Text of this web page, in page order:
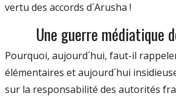
vertu des accords d´Arusha !
Une guerre médiatique
Pourquoi, aujourd´hui, faut-il
élémentaires et aujourd´hui
sur la responsabilité des autorités